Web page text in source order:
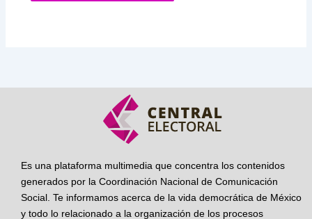
Es una plataforma multimedia que concentra los contenidos
generados por la Coordinación Nacional de Comunicación
Social. Te informamos acerca de la vida democrática de México
y todo lo relacionado a la organización de los procesos